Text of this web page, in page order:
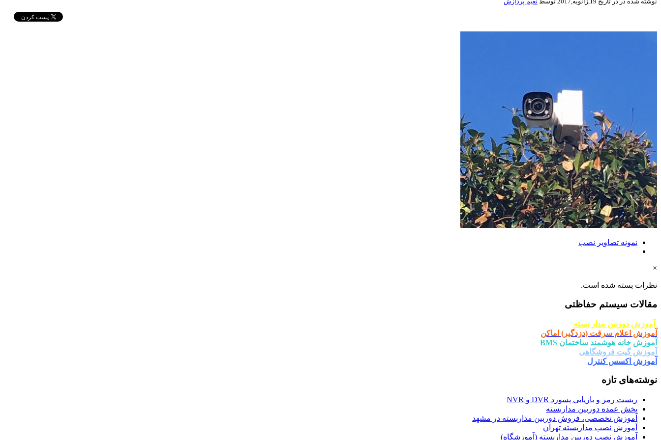
نمونه تصاویر نصب
×
نظرات بسته شده است.
مقالات سیستم حفاظتی
آموزش دوربین مدار بسته
آموزش اعلام سرقت (دزدگیر) اماکن
آموزش خانه هوشمند ساختمان BMS
آموزش گیت فروشگاهی
آموزش اکسس کنترل
نوشته‌های تازه
ریست رمز و بازیابی پسورد DVR و NVR
پخش عمده دوربین مداربسته
آموزش تخصصی، فروش دوربین مداربسته در مشهد
آموزش نصب مداربسته تهران
آموزش نصب دوربین مداربسته (آموزشگاه)